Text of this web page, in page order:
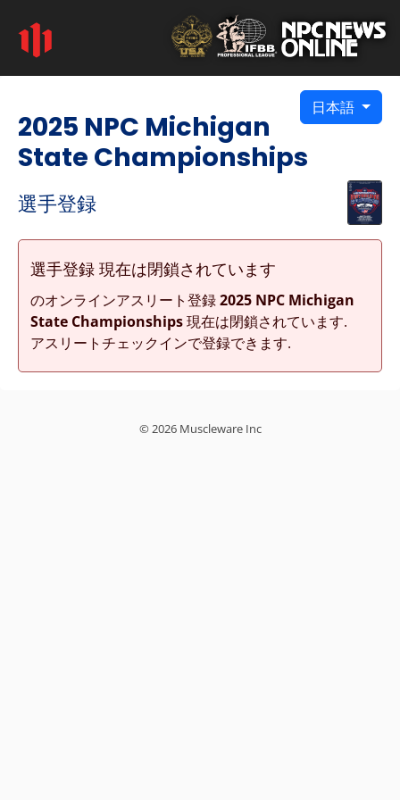
日本語
2025 NPC Michigan
State Championships
選手登録
選手登録 現在は閉鎖されています
のオンラインアスリート登録2025 NPC Michigan
State Championships現在は閉鎖されています.
アスリートチェックインで登録できます.
© 2026 Muscleware Inc